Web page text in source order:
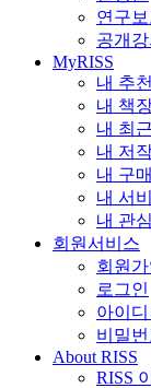
연구보
공개강
MyRISS
내 추
내 책
내 최
내 저
내 구
내 서
내 관
회원서비스
회원가
로그인
아이디
비밀번
About RISS
RISS